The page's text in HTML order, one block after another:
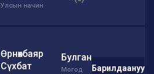
Улсын начин
Өрнөхбаяр
Сүхбат
Булган
Могод Барилдаанууд